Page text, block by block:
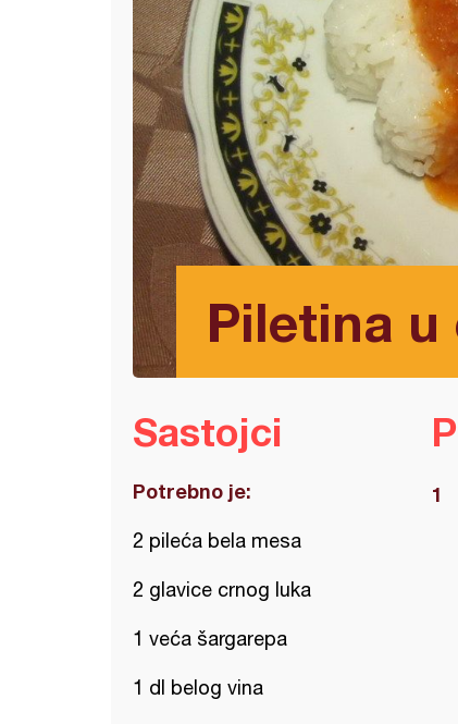
Piletina u
Sastojci
Potrebno je:
2 pileća bela mesa
2 glavice crnog luka
1 veća šargarepa
1 dl belog vina